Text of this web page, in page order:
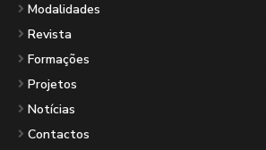
Modalidades
Revista
Formações
Projetos
Notícias
Contactos